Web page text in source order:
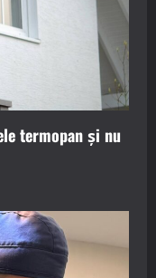
termopan și nu